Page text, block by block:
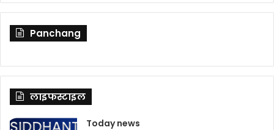
Panchang
लाइफस्टाइल
Today news